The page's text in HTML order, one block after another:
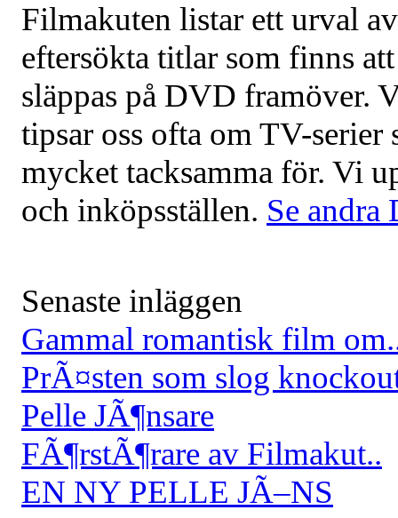
Filmakuten listar ett urval
eftersökta titlar som finns
släppas på DVD framöver.
tipsar oss ofta om TV-
mycket tacksamma för. Vi
och inköpsställen. Se
Senaste inläggen
Gammal romantisk film
PrÃ¤sten som slog
Pelle JÃ¶nsare
FÃ¶rstÃ¶rare av Filmakut..
EN NY PELLE JÃ–NS